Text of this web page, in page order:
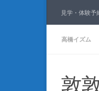
見学・体験予
高橋イズム
敦